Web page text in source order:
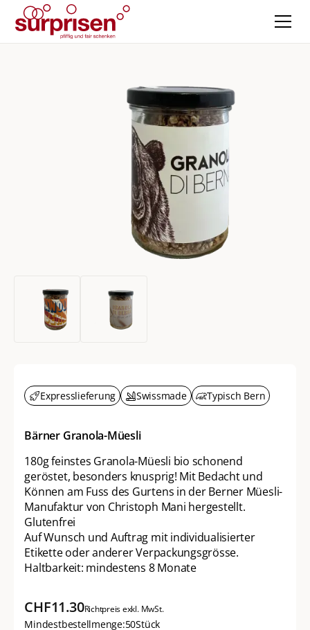
Expresslieferung Swissmade Typisch Bern
Bärner Granola-Müesli
180g feinstes Granola-Müesli bio schonend
geröstet, besonders knusprig! Mit Bedacht und
Können am Fuss des Gurtens in der Berner Müesli-
Manufaktur von Christoph Mani hergestellt.
Glutenfrei
Auf Wunsch und Auftrag mit individualisierter
Etikette oder anderer Verpackungsgrösse.
Haltbarkeit: mindestens 8 Monate
CHF11.30Richtpreis exkl. MwSt.
Mindestbestellmenge:50Stück